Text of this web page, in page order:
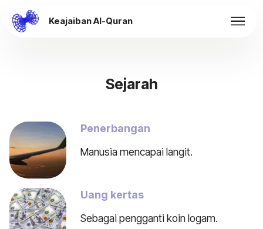
Keajaiban Al-Quran
Sejarah
Penerbangan
Manusia mencapai langit.
Uang kertas
Sebagai pengganti koin logam.